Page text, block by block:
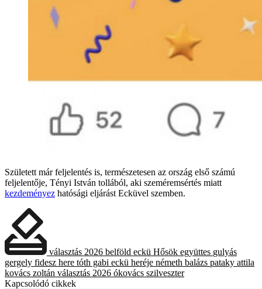
Született már feljelentés is, természetesen az ország első számú
feljelentője, Tényi István tollából, aki szeméremsértés miatt
kezdeményez hatósági eljárást Ecküvel szemben.
választás 2026 belföld eckü Hősök együttes gulyás
gergely fidesz here tóth gabi eckü heréje németh balázs pataky attila
kovács zoltán választás 2026 ókovács szilveszter
Kapcsolódó cikkek